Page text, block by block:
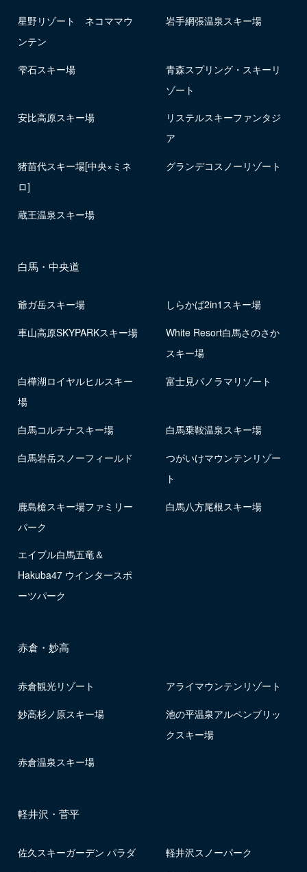
星野リゾート ネコママウ
ンテン
岩手網張温泉スキー場
雫石スキー場
青森スプリング・スキーリ
ゾート
安比高原スキー場
リステルスキーファンタジ
ア
猪苗代スキー場[中央×ミネ
ロ]
グランデコスノーリゾート
蔵王温泉スキー場
白馬・中央道
爺ガ岳スキー場 しらかば2in1スキー場
車山高原SKYPARKスキー場
White Resort白馬さのさか
スキー場
白樺湖ロイヤルヒルスキー
場
富士見パノラマリゾート
白馬コルチナスキー場 白馬乗鞍温泉スキー場
白馬岩岳スノーフィールド
つがいけマウンテンリゾー
ト
鹿島槍スキー場ファミリー
パーク
白馬八方尾根スキー場
エイブル白馬五竜＆
Hakuba47 ウインタースポ
ーツパーク
赤倉・妙高
赤倉観光リゾート アライマウンテンリゾート
妙高杉ノ原スキー場
池の平温泉アルペンブリッ
クスキー場
赤倉温泉スキー場
軽井沢・菅平
佐久スキーガーデン パラダ 軽井沢スノーパーク